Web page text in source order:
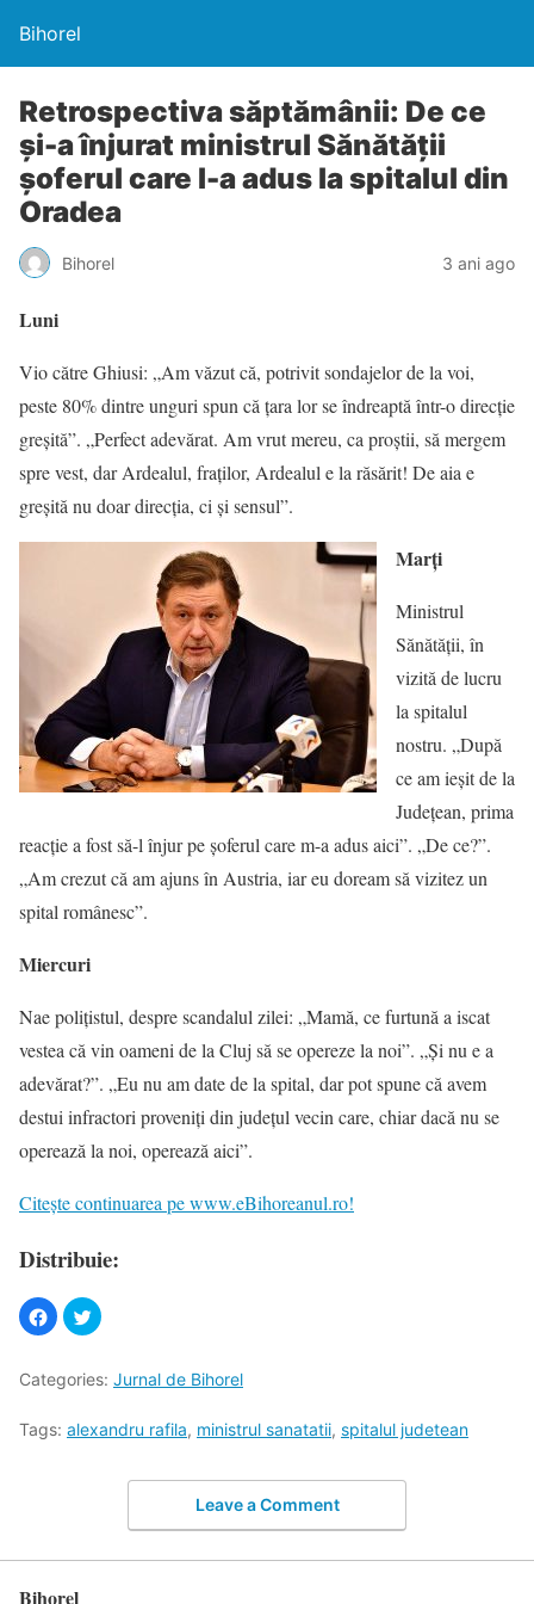
Bihorel
Retrospectiva săptămânii: De ce
și-a înjurat ministrul Sănătății
șoferul care l-a adus la spitalul din
Oradea
Bihorel 3 ani ago
Luni
Vio către Ghiusi: „Am văzut că, potrivit sondajelor de la voi,
peste 80% dintre unguri spun că țara lor se îndreaptă într-o direcție
greșită”. „Perfect adevărat. Am vrut mereu, ca proștii, să mergem
spre vest, dar Ardealul, fraților, Ardealul e la răsărit! De aia e
greșită nu doar direcția, ci și sensul”.
Marți
Ministrul
Sănătății, în
vizită de lucru
la spitalul
nostru. „După
ce am ieșit de la
Județean, prima
reacție a fost să-l înjur pe șoferul care m-a adus aici”. „De ce?”.
„Am crezut că am ajuns în Austria, iar eu doream să vizitez un
spital românesc”.
Miercuri
Nae polițistul, despre scandalul zilei: „Mamă, ce furtună a iscat
vestea că vin oameni de la Cluj să se opereze la noi”. „Și nu e a
adevărat?”. „Eu nu am date de la spital, dar pot spune că avem
destui infractori proveniți din județul vecin care, chiar dacă nu se
operează la noi, operează aici”.
Citește continuarea pe www.eBihoreanul.ro!
Distribuie:
Categories: Jurnal de Bihorel
Tags: alexandru rafila, ministrul sanatatii, spitalul judetean
Leave a Comment
Bihorel